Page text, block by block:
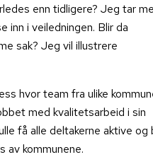
enn tidligere? Jeg tar
inn i veiledningen. Blir da
sak? Jeg vil illustrere
hvor team fra ulike
med kvalitetsarbeid i sin
få alle deltakerne aktive og
av kommunene.